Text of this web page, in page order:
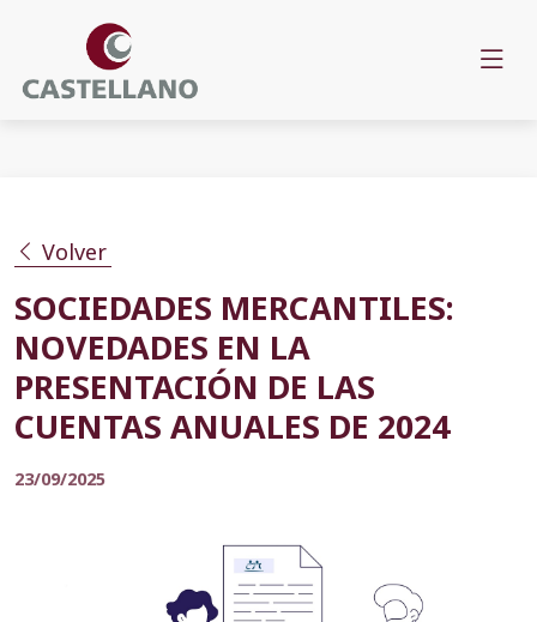
Volver
SOCIEDADES MERCANTILES:
NOVEDADES EN LA
PRESENTACIÓN DE LAS
CUENTAS ANUALES DE 2024
23/09/2025